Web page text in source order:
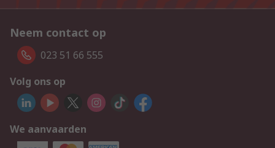
Neem contact op
023 51 66 555
Volg ons op
We aanvaarden